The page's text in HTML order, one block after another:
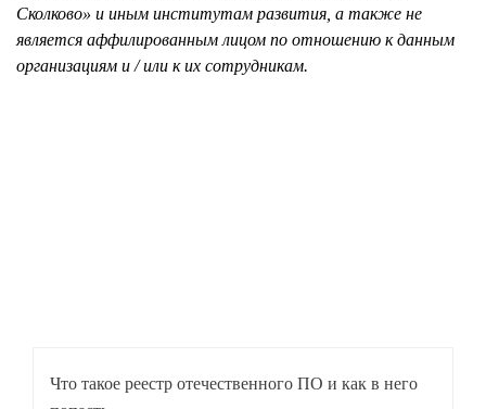
Сколково» и иным институтам развития, а также не
является аффилированным лицом по отношению к данным
организациям и / или к их сотрудникам.
Что такое реестр отечественного ПО и как в него